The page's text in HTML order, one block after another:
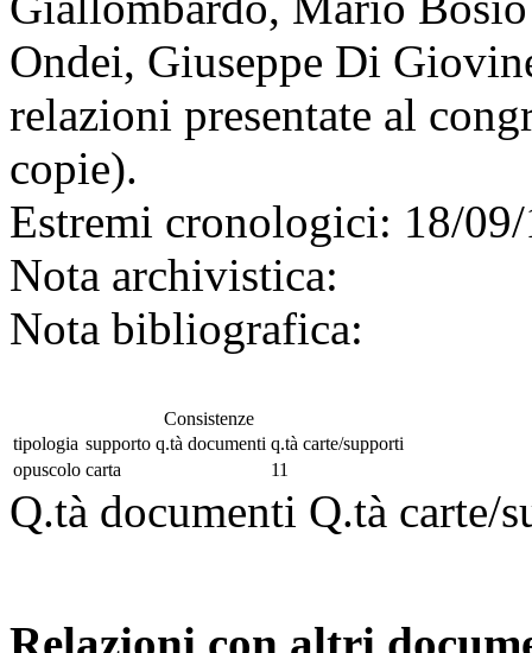
Ondei, Giuseppe Di
relazioni presentate al
copie).
Estremi cronologici: 18/
Nota archivistica:
Nota bibliografica:
Consistenze
tipologia supporto q.tà documenti q.tà carte/supporti
opuscolo carta 11
Q.tà documenti Q.tà carte/